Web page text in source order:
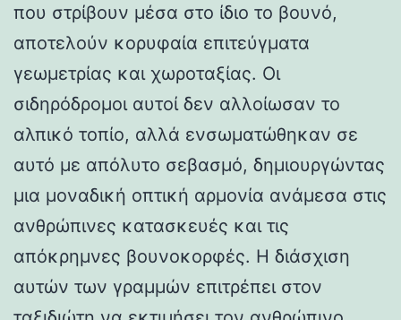
που στρίβουν μέσα στο ίδιο το βουνό,
αποτελούν κορυφαία επιτεύγματα
γεωμετρίας και χωροταξίας. Οι
σιδηρόδρομοι αυτοί δεν αλλοίωσαν το
αλπικό τοπίο, αλλά ενσωματώθηκαν σε
αυτό με απόλυτο σεβασμό, δημιουργώντας
μια μοναδική οπτική αρμονία ανάμεσα στις
ανθρώπινες κατασκευές και τις
απόκρημνες βουνοκορφές. Η διάσχιση
αυτών των γραμμών επιτρέπει στον